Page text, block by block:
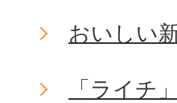
おいしい
「ライチ